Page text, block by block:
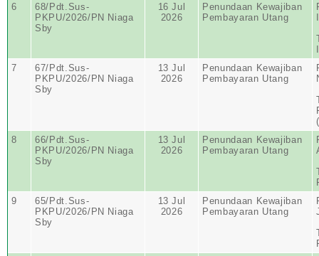
6
68/Pdt.Sus-
PKPU/2026/PN Niaga
Sby
16 Jul
2026
Penundaan Kewajiban
Pembayaran Utang
7
67/Pdt.Sus-
PKPU/2026/PN Niaga
Sby
13 Jul
2026
Penundaan Kewajiban
Pembayaran Utang
8
66/Pdt.Sus-
PKPU/2026/PN Niaga
Sby
13 Jul
2026
Penundaan Kewajiban
Pembayaran Utang
9
65/Pdt.Sus-
PKPU/2026/PN Niaga
Sby
13 Jul
2026
Penundaan Kewajiban
Pembayaran Utang